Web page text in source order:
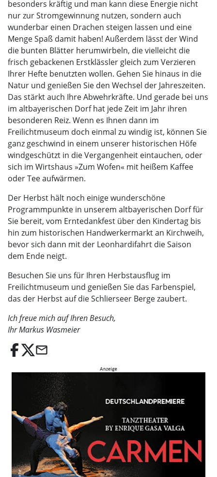
besonders kräftig und man kann diese Energie nicht
nur zur Stromgewinnung nutzen, sondern auch
wunderbar einen Drachen steigen lassen und eine
Menge Spaß damit haben! Außerdem lässt der Wind
die bunten Blätter herumwirbeln, die vielleicht die
frisch gebackenen Erstklässler gleich zum Verzieren
Ihrer Hefte benutzten wollen. Gehen Sie hinaus in die
Natur und genießen Sie den Wechsel der Jahreszeiten.
Das stärkt auch Ihre Abwehrkräfte. Und gerade bei uns
im altbayerischen Dorf hat jede Zeit im Jahr ihren
besonderen Reiz. Wenn es Ihnen dann im
Freilichtmuseum doch einmal zu windig ist, können Sie
ganz geschwind in einem unserer historischen Höfe
windgeschützt in die Vergangenheit eintauchen, oder
sich im Wirtshaus »Zum Wofen« mit heißem Kaffee
oder Tee aufwärmen.
Der Herbst hält noch einige wunderschöne
Programmpunkte in unserem altbayerischen Dorf für
Sie bereit, vom Erntedankfest über den Kindertag bis
hin zum historischen Handwerkermarkt an Kirchweih,
bevor sich dann mit der Leonhardifahrt die Saison
dem Ende neigt.
Besuchen Sie uns für Ihren Herbstausflug im
Freilichtmuseum und genießen Sie das Farbenspiel,
das der Herbst auf die Schlierseer Berge zaubert.
Ich freue mich auf Ihren Besuch,
Ihr Markus Wasmeier
email